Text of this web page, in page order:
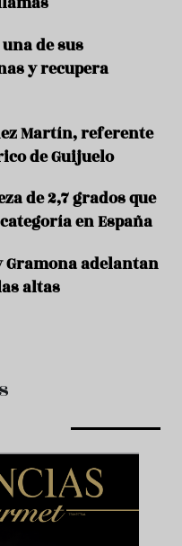
de sus
y recupera
Martín, referente
de Guijuelo
de 2,7 grados que
en España
Gramona adelantan
altas